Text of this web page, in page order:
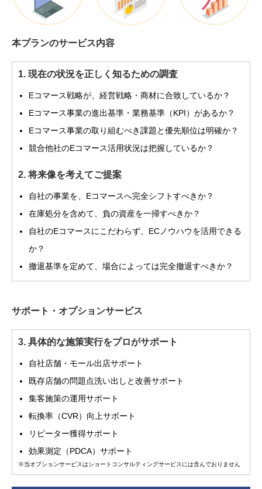
本プランのサービス内容
1. 現在の状況を正しく知るための調査
Eコマース戦略が、経営戦略・商材に合致しているか？
Eコマース事業の進出基準・業務基準（KPI）があるか？
Eコマース事業の取り組むべき課題と優先順位は明確か？
競合他社のEコマース活用状況は把握しているか？
2. 将来像を考えてご提案
自社の事業を、Eコマースへ完全シフトすべきか？
在庫処分を含めて、負の資産を一掃すべきか？
自社のEコマースにこだわらず、ECノウハウを活用できる
か？
撤退基準を定めて、場合によっては完全撤退すべきか？
サポート・オプションサービス
3. 具体的な施策実行をプロがサポート
自社店舗・モール出店サポート
既存店舗の問題点洗い出しと改善サポート
集客施策の運用サポート
転換率（CVR）向上サポート
リピーター獲得サポート
効果測定（PDCA）サポート
※当オプションサービスはショートコンサルティングサービスには含んでおりません